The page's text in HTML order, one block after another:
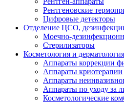
Рентгеновские
Цифровые детекторы
Отделение ЦСО,
Моечно-
Стерилизаторы
Косметология и дерматология
Аппараты коррекции
Аппараты криотерапии
Аппараты
Аппараты по уходу за
Косметологические